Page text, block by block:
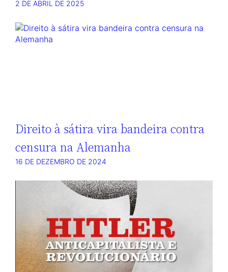
2 DE ABRIL DE 2025
Direito à sátira vira bandeira contra
censura na Alemanha
16 DE DEZEMBRO DE 2024